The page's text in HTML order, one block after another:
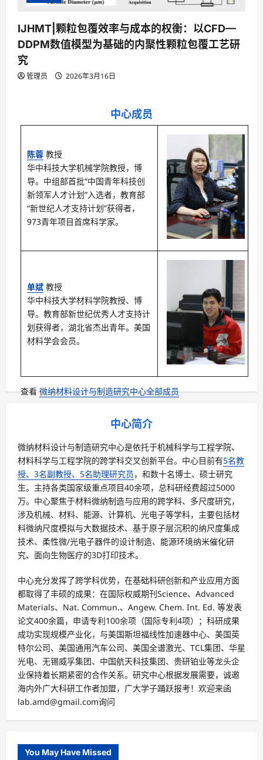
IJHMT|颗粒包覆效率与成本的权衡：以CFD—
DDPM数值模型为基础的内聚性颗粒包覆工艺研
究
管理员 2026年3月16日
中心成员
陈蓉 教授
华中科技大学机械学院教授，博
导。中组部首批“中国青年科技创
新领军人才计划”入选者，教育部
“新世纪人才支持计划”获得者，
973青年项目首席科学家。
单斌 教授
华中科技大学材料学院教授、博
导。教育部新世纪优秀人才支持计
划获得者，湖北省杰出青年。美国
材料学会会员。
查看微纳材料设计与制造研究中心全部成员
中心简介
微纳材料设计与制造研究中心是依托于机械科学与工程学院、
材料科学与工程学院的跨学科交叉创新平台。中心目前有5名教
授、3名副教授、5名助理研究员 ，和数十名博士、硕士研究
生。主持各类国家级重点项目40余项，总科研经费超过5000
万。中心聚焦于材料微纳制造与应用的跨学科、多尺度研究，
涉及机械、材料、能源、计算机、光电子等学科，主要包括材
料微纳尺度模拟与大数据技术、基于原子层沉积的纳尺度集成
技术、柔性微/光电子器件的设计制造、能源环境纳米催化研
究、面向生物医疗的3D打印技术。
中心充分发挥了跨学科优势，在基础科研创新和产业应用方面
都取得了丰硕的成果：在国际权威期刊Science、Advanced
Materials、Nat. Commun.、Angew. Chem. Int. Ed. 等发表
论文400余篇，申请专利100余项（国际专利4项）；科研成果
成功实现规模产业化，与美国斯坦福线性加速器中心、美国英
特尔公司、美国通用汽车公司、美国全谱激光、TCL集团、华星
光电、无锡威孚集团、中国航天科技集团、贵研铂业等龙头企
业保持着长期紧密的合作关系。研究中心根据发展需要，诚邀
海内外广大科研工作者加盟，广大学子踊跃报考！欢迎来函
lab.amd@gmail.com询问
You May Have Missed